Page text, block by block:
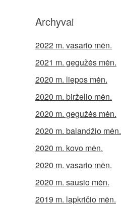
Archyvai
2022 m. vasario mėn.
2021 m. gegužės mėn.
2020 m. liepos mėn.
2020 m. birželio mėn.
2020 m. gegužės mėn.
2020 m. balandžio mėn.
2020 m. kovo mėn.
2020 m. vasario mėn.
2020 m. sausio mėn.
2019 m. lapkričio mėn.